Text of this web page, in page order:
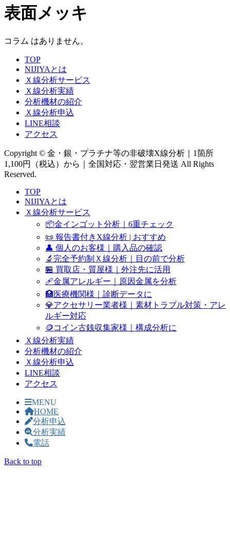
表面メッキ
コラム はありません。
TOP
NIJIYAとは
Ｘ線分析サービス
Ｘ線分析実績
分析機材の紹介
Ｘ線分析申込
LINE相談
アクセス
Copyright © 金・銀・プラチナ等の非破壊X線分析｜1箇所
1,100円（税込）から｜全国対応・翌営業日発送 All Rights
Reserved.
TOP
NIJIYAとは
Ｘ線分析サービス
📦金インゴット分析｜6重チェック
📜 報告書付きX線分析 | おすすめ
👤 個人のお客様｜購入品の確認
🔬完全予約制Ｘ線分析｜目の前で分析
🏪 買取店・質屋様｜外注先に活用
🩹金属アレルギー｜原因金属を分析
🏥医療機関様｜診断データに
💎アクセサリー業者様｜素材トラブル対策・アレ
ルギー対応
🪙コイン古銭収集家様｜構成分析に
Ｘ線分析実績
分析機材の紹介
Ｘ線分析申込
LINE相談
アクセス
MENU
HOME
分析申込
分析実績
電話
Back to top